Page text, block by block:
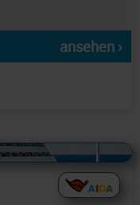
ansehen ›